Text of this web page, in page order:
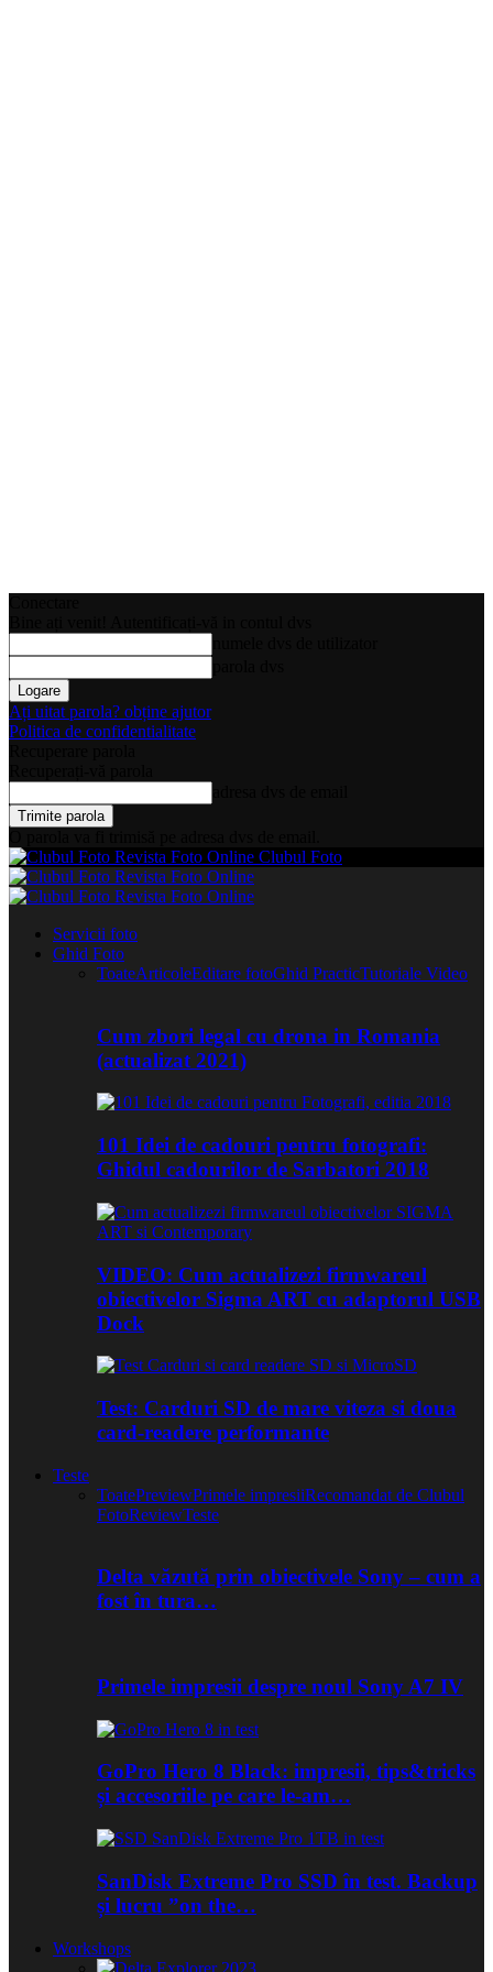
Ați uitat parola? obține ajutor
Politica de confidentialitate
Clubul Foto
Servicii foto
Ghid Foto
ToateArticoleEditare fotoGhid PracticTutoriale Video
Cum zbori legal cu drona in Romania
(actualizat 2021)
101 Idei de cadouri pentru fotografi:
Ghidul cadourilor de Sarbatori 2018
VIDEO: Cum actualizezi firmwareul
obiectivelor Sigma ART cu adaptorul USB
Dock
Test: Carduri SD de mare viteza si doua
card-readere performante
Teste
ToatePreviewPrimele impresiiRecomandat de Clubul
FotoReviewTeste
Delta văzută prin obiectivele Sony – cum a
fost în tura…
Primele impresii despre noul Sony A7 IV
GoPro Hero 8 Black: impresii, tips&tricks
și accesoriile pe care le-am…
SanDisk Extreme Pro SSD în test. Backup
și lucru ”on the…
Workshops